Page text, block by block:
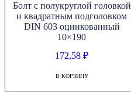
Болт с полукруглой головкой
и квадратным подголовком
DIN 603 оцинкованный
10×190
172,58₽
В КОРЗИНУ